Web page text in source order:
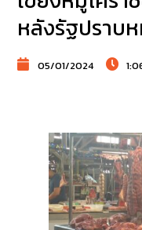
หลังรัฐปราบ
05/01/2024